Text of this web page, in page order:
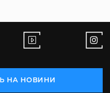
НА НОВИНИ